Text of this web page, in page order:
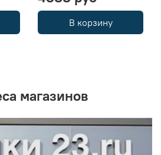
В корзину
магазинов